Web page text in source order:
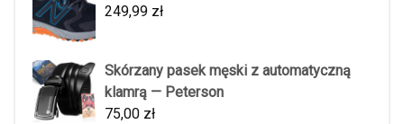
249,99 zł
Skórzany pasek męski z automatyczną
klamrą — Peterson
75,00 zł